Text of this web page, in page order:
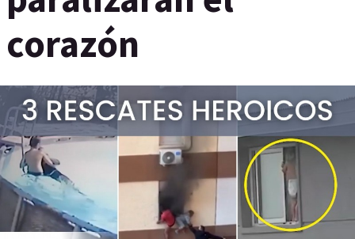
corazón